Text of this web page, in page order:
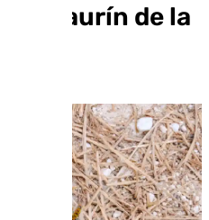
Alhaurín de la